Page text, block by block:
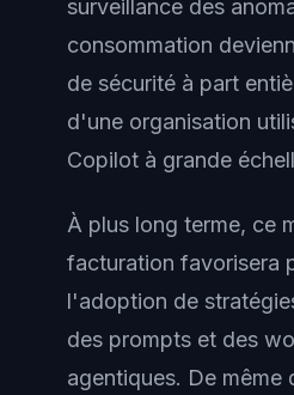
surveillance des
consommation
de sécurité à part
d'une organisation
Copilot à grande
À plus long terme, ce
facturation favorisera
l'adoption de
des prompts et des
agentiques. De même